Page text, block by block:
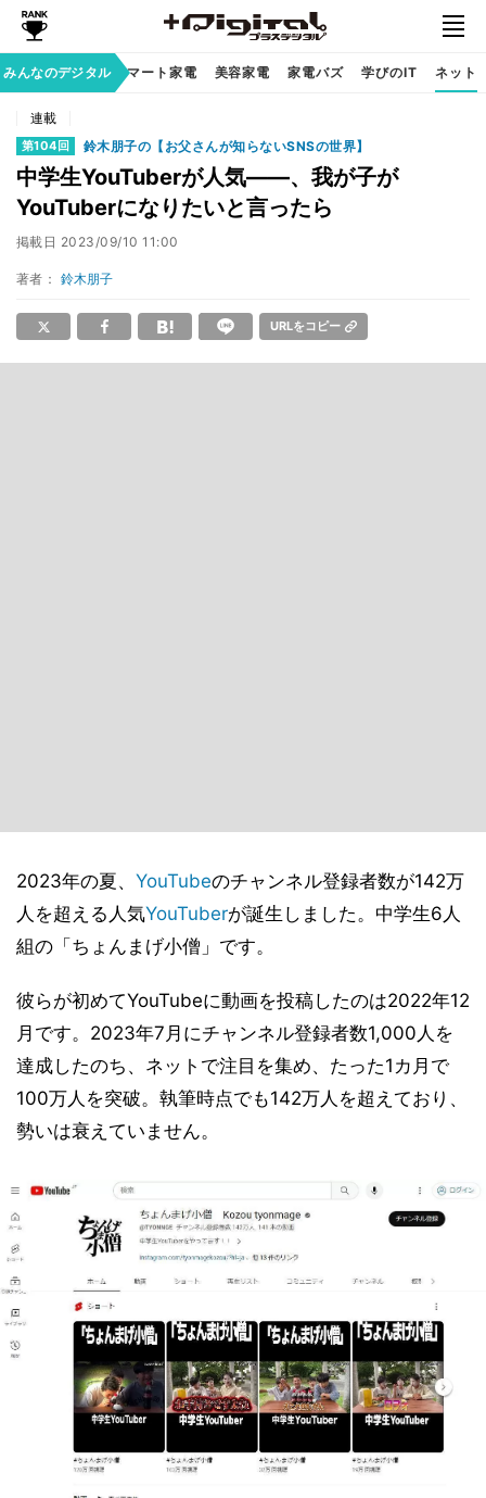
みんなのデジタル
族のデジタル スマート家電 美容家電 家電バズ 学びのIT ネット
連載
第104回 鈴木朋子の【お父さんが知らないSNSの世界】
中学生YouTuberが人気――、我が子が
YouTuberになりたいと言ったら
掲載日 2023/09/10 11:00
著者： 鈴木朋子
URLをコピー
2023年の夏、 YouTubeのチャンネル登録者数が142万
人を超える人気YouTuberが誕生しました。中学生6人
組の「ちょんまげ小僧」です。
彼らが初めてYouTubeに動画を投稿したのは2022年12
月です。2023年7月にチャンネル登録者数1,000人を
達成したのち、ネットで注目を集め、たった1カ月で
100万人を突破。執筆時点でも142万人を超えており、
勢いは衰えていません。